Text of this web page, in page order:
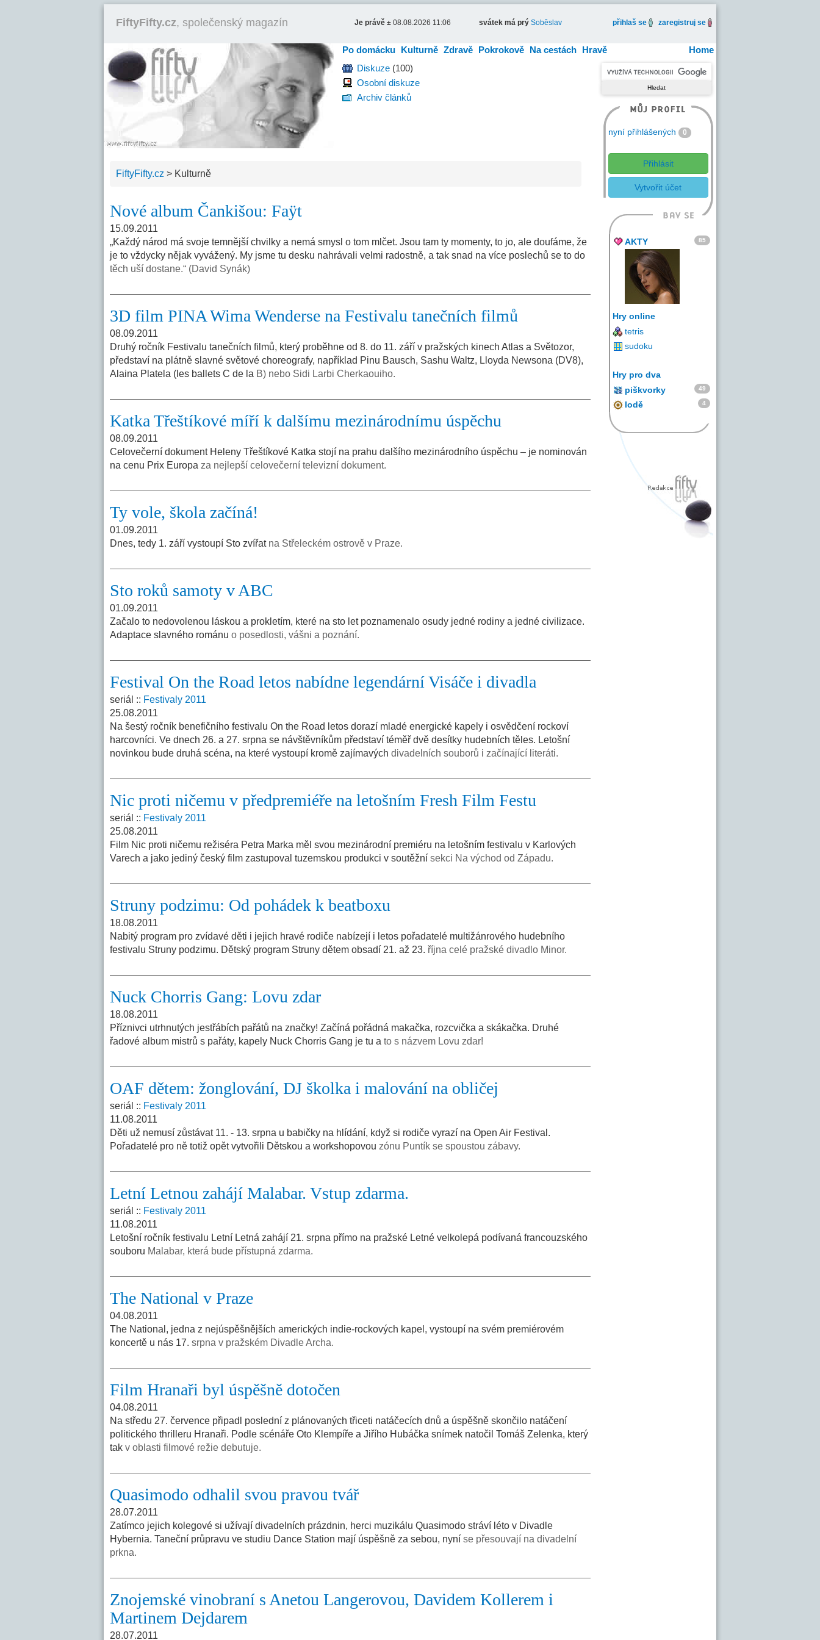
FiftyFifty.cz, společenský magazín Je právě ± 08.08.2026 11:06 svátek má prý Soběslav přihlaš se zaregistruj se
Home
Po domácku Kulturně Zdravě Pokrokově Na cestách Hravě
Diskuze (100)
Osobní diskuze
Archiv článků
FiftyFifty.cz > Kulturně
Nové album Čankišou: Faÿt
15.09.2011
„Každý národ má svoje temnější chvilky a nemá smysl o tom mlčet. Jsou tam ty momenty, to jo, ale doufáme, že
je to vždycky nějak vyvážený. My jsme tu desku nahrávali velmi radostně, a tak snad na více poslechů se to do
těch uší dostane.“ (David Synák)
3D film PINA Wima Wenderse na Festivalu tanečních filmů
08.09.2011
Druhý ročník Festivalu tanečních filmů, který proběhne od 8. do 11. září v pražských kinech Atlas a Světozor,
představí na plátně slavné světové choreografy, například Pinu Bausch, Sashu Waltz, Lloyda Newsona (DV8),
Alaina Platela (les ballets C de la B) nebo Sidi Larbi Cherkaouiho.
Katka Třeštíkové míří k dalšímu mezinárodnímu úspěchu
08.09.2011
Celovečerní dokument Heleny Třeštíkové Katka stojí na prahu dalšího mezinárodního úspěchu – je nominován
na cenu Prix Europa za nejlepší celovečerní televizní dokument.
Ty vole, škola začíná!
01.09.2011
Dnes, tedy 1. září vystoupí Sto zvířat na Střeleckém ostrově v Praze.
Sto roků samoty v ABC
01.09.2011
Začalo to nedovolenou láskou a prokletím, které na sto let poznamenalo osudy jedné rodiny a jedné civilizace.
Adaptace slavného románu o posedlosti, vášni a poznání.
Festival On the Road letos nabídne legendární Visáče i divadla
seriál :: Festivaly 2011
25.08.2011
Na šestý ročník benefičního festivalu On the Road letos dorazí mladé energické kapely i osvědčení rockoví
harcovníci. Ve dnech 26. a 27. srpna se návštěvníkům představí téměř dvě desítky hudebních těles. Letošní
novinkou bude druhá scéna, na které vystoupí kromě zajímavých divadelních souborů i začínající literáti.
Nic proti ničemu v předpremiéře na letošním Fresh Film Festu
seriál :: Festivaly 2011
25.08.2011
Film Nic proti ničemu režiséra Petra Marka měl svou mezinárodní premiéru na letošním festivalu v Karlových
Varech a jako jediný český film zastupoval tuzemskou produkci v soutěžní sekci Na východ od Západu.
Struny podzimu: Od pohádek k beatboxu
18.08.2011
Nabitý program pro zvídavé děti i jejich hravé rodiče nabízejí i letos pořadatelé multižánrového hudebního
festivalu Struny podzimu. Dětský program Struny dětem obsadí 21. až 23. října celé pražské divadlo Minor.
Nuck Chorris Gang: Lovu zdar
18.08.2011
Příznivci utrhnutých jestřábích pařátů na značky! Začíná pořádná makačka, rozcvička a skákačka. Druhé
řadové album mistrů s pařáty, kapely Nuck Chorris Gang je tu a to s názvem Lovu zdar!
OAF dětem: žonglování, DJ školka i malování na obličej
seriál :: Festivaly 2011
11.08.2011
Děti už nemusí zůstávat 11. - 13. srpna u babičky na hlídání, když si rodiče vyrazí na Open Air Festival.
Pořadatelé pro ně totiž opět vytvořili Dětskou a workshopovou zónu Puntík se spoustou zábavy.
Letní Letnou zahájí Malabar. Vstup zdarma.
seriál :: Festivaly 2011
11.08.2011
Letošní ročník festivalu Letní Letná zahájí 21. srpna přímo na pražské Letné velkolepá podívaná francouzského
souboru Malabar, která bude přístupná zdarma.
The National v Praze
04.08.2011
The National, jedna z nejúspěšnějších amerických indie-rockových kapel, vystoupí na svém premiérovém
koncertě u nás 17. srpna v pražském Divadle Archa.
Film Hranaři byl úspěšně dotočen
04.08.2011
Na středu 27. července připadl poslední z plánovaných třiceti natáčecích dnů a úspěšně skončilo natáčení
politického thrilleru Hranaři. Podle scénáře Oto Klempíře a Jiřího Hubáčka snímek natočil Tomáš Zelenka, který
tak v oblasti filmové režie debutuje.
Quasimodo odhalil svou pravou tvář
28.07.2011
Zatímco jejich kolegové si užívají divadelních prázdnin, herci muzikálu Quasimodo stráví léto v Divadle
Hybernia. Taneční průpravu ve studiu Dance Station mají úspěšně za sebou, nyní se přesouvají na divadelní
prkna.
Znojemské vinobraní s Anetou Langerovou, Davidem Kollerem i
Martinem Dejdarem
28.07.2011
nyní přihlášených 0
Přihlásit
Vytvořit účet
AKTY 85
Hry online
tetris
sudoku
Hry pro dva
piškvorky
49
lodě 4